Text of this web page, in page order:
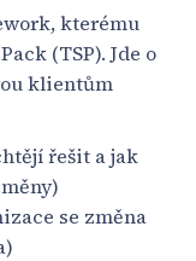
kterému
(TSP). Jde o
klientům
řešit a jak
se změna